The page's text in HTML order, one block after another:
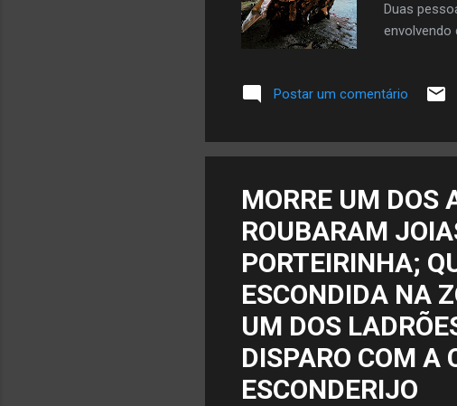
Duas
envolvendo
trevo de
nas
óbito,
Corpo de
trauma de
Postar um comentário
MORRE UM DOS
ROUBARAM
PORTEIRINHA;
ESCONDIDA NA
UM DOS
DISPARO COM A
ESCONDERIJO